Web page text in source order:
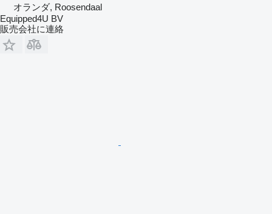
オランダ, Roosendaal
Equipped4U BV
販売会社に連絡